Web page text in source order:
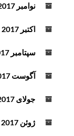
نوامبر 2017
اکتبر 2017
سپتامبر 2017
آگوست 2017
جولای 2017
ژوئن 2017